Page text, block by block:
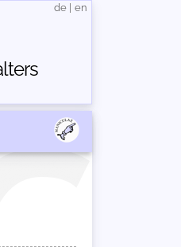
de en